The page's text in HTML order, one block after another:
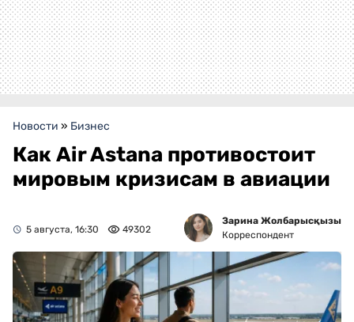
Новости » Бизнес
Как Air Astana противостоит
мировым кризисам в авиации
5 августа, 16:30 49302
Зарина Жолбарысқызы
Корреспондент